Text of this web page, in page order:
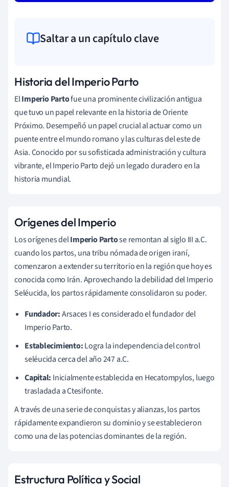
Saltar a un capítulo clave
Historia del Imperio Parto
ElImperio Partofue una prominente civilización antigua
que tuvo un papel relevante en la historia de Oriente
Próximo. Desempeñó un papel crucial al actuar como un
puente entre el mundo romano y las culturas del este de
Asia. Conocido por su sofisticada administración y cultura
vibrante, el Imperio Parto dejó un legado duradero en la
historia mundial.
Orígenes del Imperio
Los orígenes delImperio Partose remontan al siglo III a.C.
cuando los partos, una tribu nómada de origen iraní,
comenzaron a extender su territorio en la región que hoy es
conocida como Irán. Aprovechando la debilidad del Imperio
Seléucida, los partos rápidamente consolidaron su poder.
Fundador:Arsaces I es considerado el fundador del
Imperio Parto.
Establecimiento:Logra la independencia del control
seléucida cerca del año 247 a.C.
Capital: Inicialmente establecida en Hecatompylos, luego
trasladada a Ctesifonte.
A través de una serie de conquistas y alianzas, los partos
rápidamente expandieron su dominio y se establecieron
como una de las potencias dominantes de la región.
Estructura Política y Social